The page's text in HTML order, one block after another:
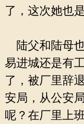
了，这次她也
陆父和陆母
易进城还是有
了，被厂里辞
安局，从公安
呢？在厂里上